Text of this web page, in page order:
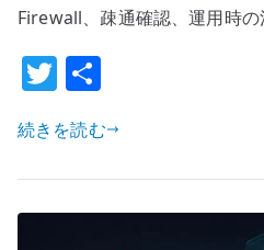
–
路
表
を
け
る
Firewall、疎通確認、運用時の
T
w
it
te
r
続きを読む